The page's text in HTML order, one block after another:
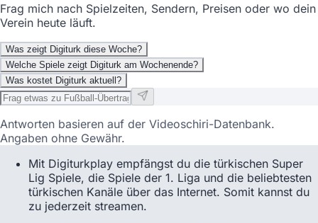
Frag mich nach Spielzeiten, Sendern, Preisen oder wo dein
Verein heute läuft.
Was zeigt Digiturk diese Woche?
Welche Spiele zeigt Digiturk am Wochenende?
Was kostet Digiturk aktuell?
Antworten basieren auf der Videoschiri-Datenbank.
Angaben ohne Gewähr.
Mit Digiturkplay empfängst du die türkischen Super
Lig Spiele, die Spiele der 1. Liga und die beliebtesten
türkischen Kanäle über das Internet. Somit kannst du
zu jederzeit streamen.